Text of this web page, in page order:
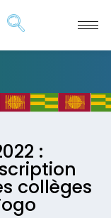
:
collèges